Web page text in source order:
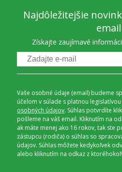
Najdôležitejšie
email
Získajte zaujímavé
Vaše osobné údaje (email) budeme
účelom v súlade s platnou legislatívou
osobných údajov. Súhlas potvrdíte
pošleme na váš email. Kliknutím na
ak máte menej ako 16 rokov, tak ste
zástupcu (rodiča) o súhlas so
údajov. Súhlas môžete kedykoľvek
alebo kliknutím na odkaz z